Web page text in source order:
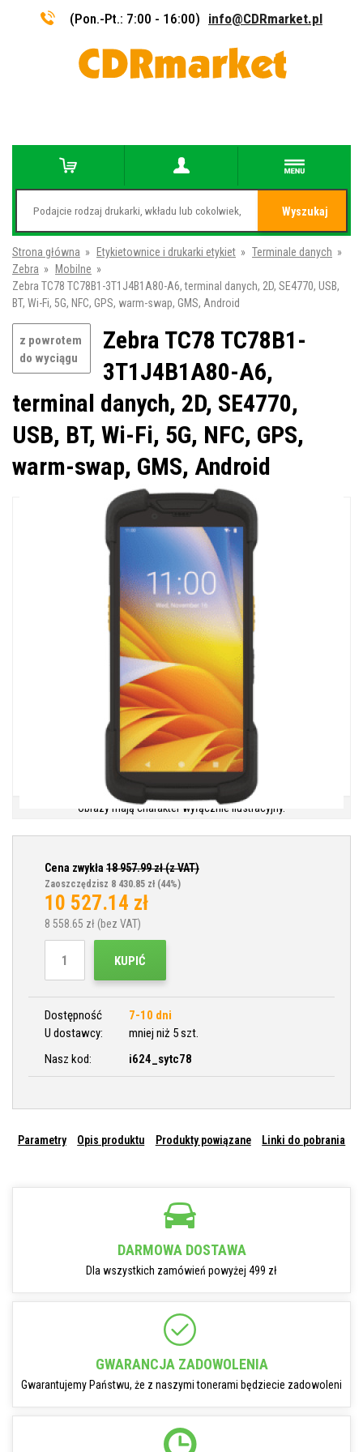
(Pon.-Pt.: 7:00 - 16:00) info@CDRmarket.pl
Wyszukaj
Strona główna » Etykietownice i drukarki etykiet » Terminale danych »
Zebra » Mobilne »
Zebra TC78 TC78B1-3T1J4B1A80-A6, terminal danych, 2D, SE4770, USB,
BT, Wi-Fi, 5G, NFC, GPS, warm-swap, GMS, Android
z powrotem
do wyciągu
Zebra TC78 TC78B1-
3T1J4B1A80-A6,
terminal danych, 2D, SE4770,
USB, BT, Wi-Fi, 5G, NFC, GPS,
warm-swap, GMS, Android
Obrazy mają charakter wyłącznie ilustracyjny.
Cena zwykła 18 957.99zł (z VAT)
Zaoszczędzisz 8 430.85 zł (44%)
10 527.14 zł
8 558.65 zł (bez VAT)
KUPIĆ
Dostępność
7-10 dni
U dostawcy:
mniej niż 5 szt.
Nasz kod:
i624_sytc78
Parametry Opis produktu Produkty powiązane Linki do pobrania
DARMOWA DOSTAWA
Dla wszystkich zamówień powyżej 499 zł
GWARANCJA ZADOWOLENIA
Gwarantujemy Państwu, że z naszymi tonerami będziecie zadowoleni